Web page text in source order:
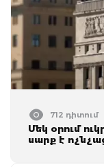
712 դիտում
Մեկ օրում
սարք է